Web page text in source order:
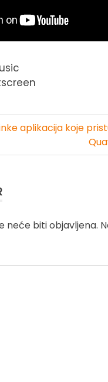
aplikacija koje
neće biti objavljena.